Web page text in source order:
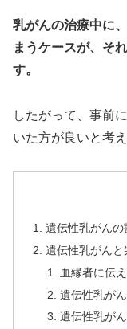
乳がんの治療中に
まうケースが、そ
す。
したがって、事前
いた方が良いと考え
遺伝性乳がんの
遺伝性乳がんと
血縁者に伝
遺伝性乳が
遺伝性乳が